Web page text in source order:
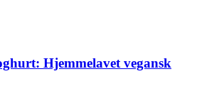
Hjemmelavet vegansk